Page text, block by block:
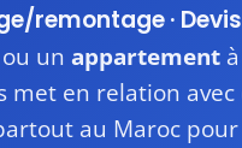
remontage ·
ou un appartement
met en relation avec
au Maroc pour